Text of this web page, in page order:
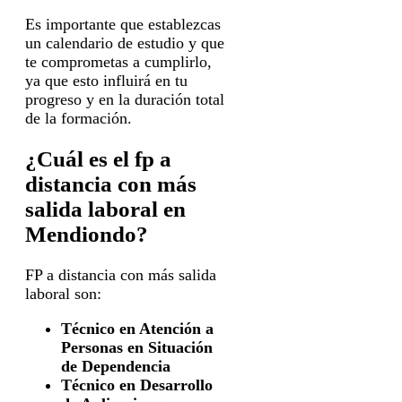
Es importante que establezcas
un calendario de estudio y que
te comprometas a cumplirlo,
ya que esto influirá en tu
progreso y en la duración total
de la formación.
¿Cuál es el fp a
distancia con más
salida laboral en
Mendiondo?
FP a distancia con más salida
laboral son:
Técnico en Atención a
Personas en Situación
de Dependencia
Técnico en Desarrollo